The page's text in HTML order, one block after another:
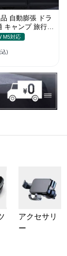
自動膨張 ドラ
キャンプ 旅行
収納便利 エア
M5対応
)
アクセサリ
ー